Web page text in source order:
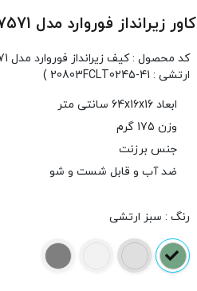
کاور زیرانداز فوروارد مدل FCLT7571
کد محصول :کیف زیرانداز فوروارد مدل FCLT7571
ارتشی : 20803FCLT0245-41 )
ابعاد 64x16x16 سانتی متر
وزن 175 گرم
جنس برزنت
ضد آب و قابل شست و شو
رنگ : سبز ارتشی